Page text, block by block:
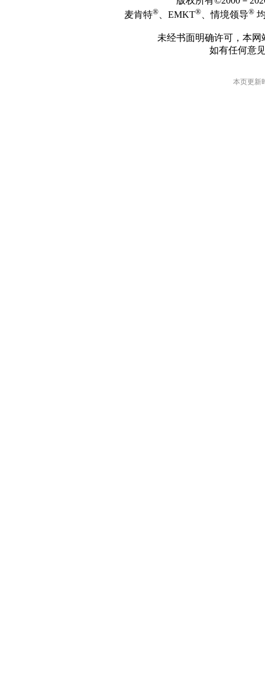
麦肯特® 、EMKT® 、情境领导®
未经书面明确许可，本
如有任何意
本页更新